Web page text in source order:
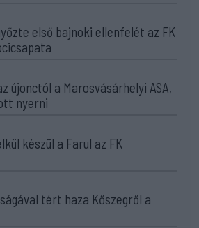
első bajnoki ellenfelét az FK
újonctól a Marosvásárhelyi ASA,
nyerni
készül a Farul az FK
tért haza Kőszegről a